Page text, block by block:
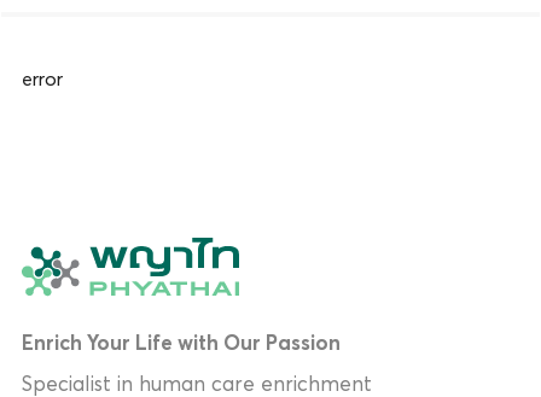
error
Enrich Your Life with Our Passion
Specialist in human care enrichment